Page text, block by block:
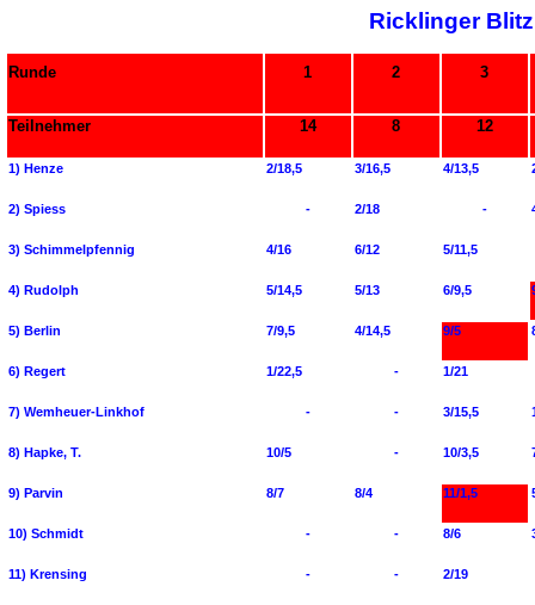
Ricklinger
Runde 1 2 3
Teilnehmer 14 8 12
1) Henze 2/18,5 3/16,5 4/13,5
2) Spiess - 2/18 -
3) Schimmelpfennig 4/16 6/12 5/11,5
4) Rudolph 5/14,5 5/13 6/9,5
5) Berlin 7/9,5 4/14,5 9/5
6) Regert 1/22,5 - 1/21
7) Wemheuer-Linkhof - - 3/15,5
8) Hapke, T. 10/5 - 10/3,5
9) Parvin 8/7 8/4 11/1,5
10) Schmidt - - 8/6
11) Krensing - - 2/19